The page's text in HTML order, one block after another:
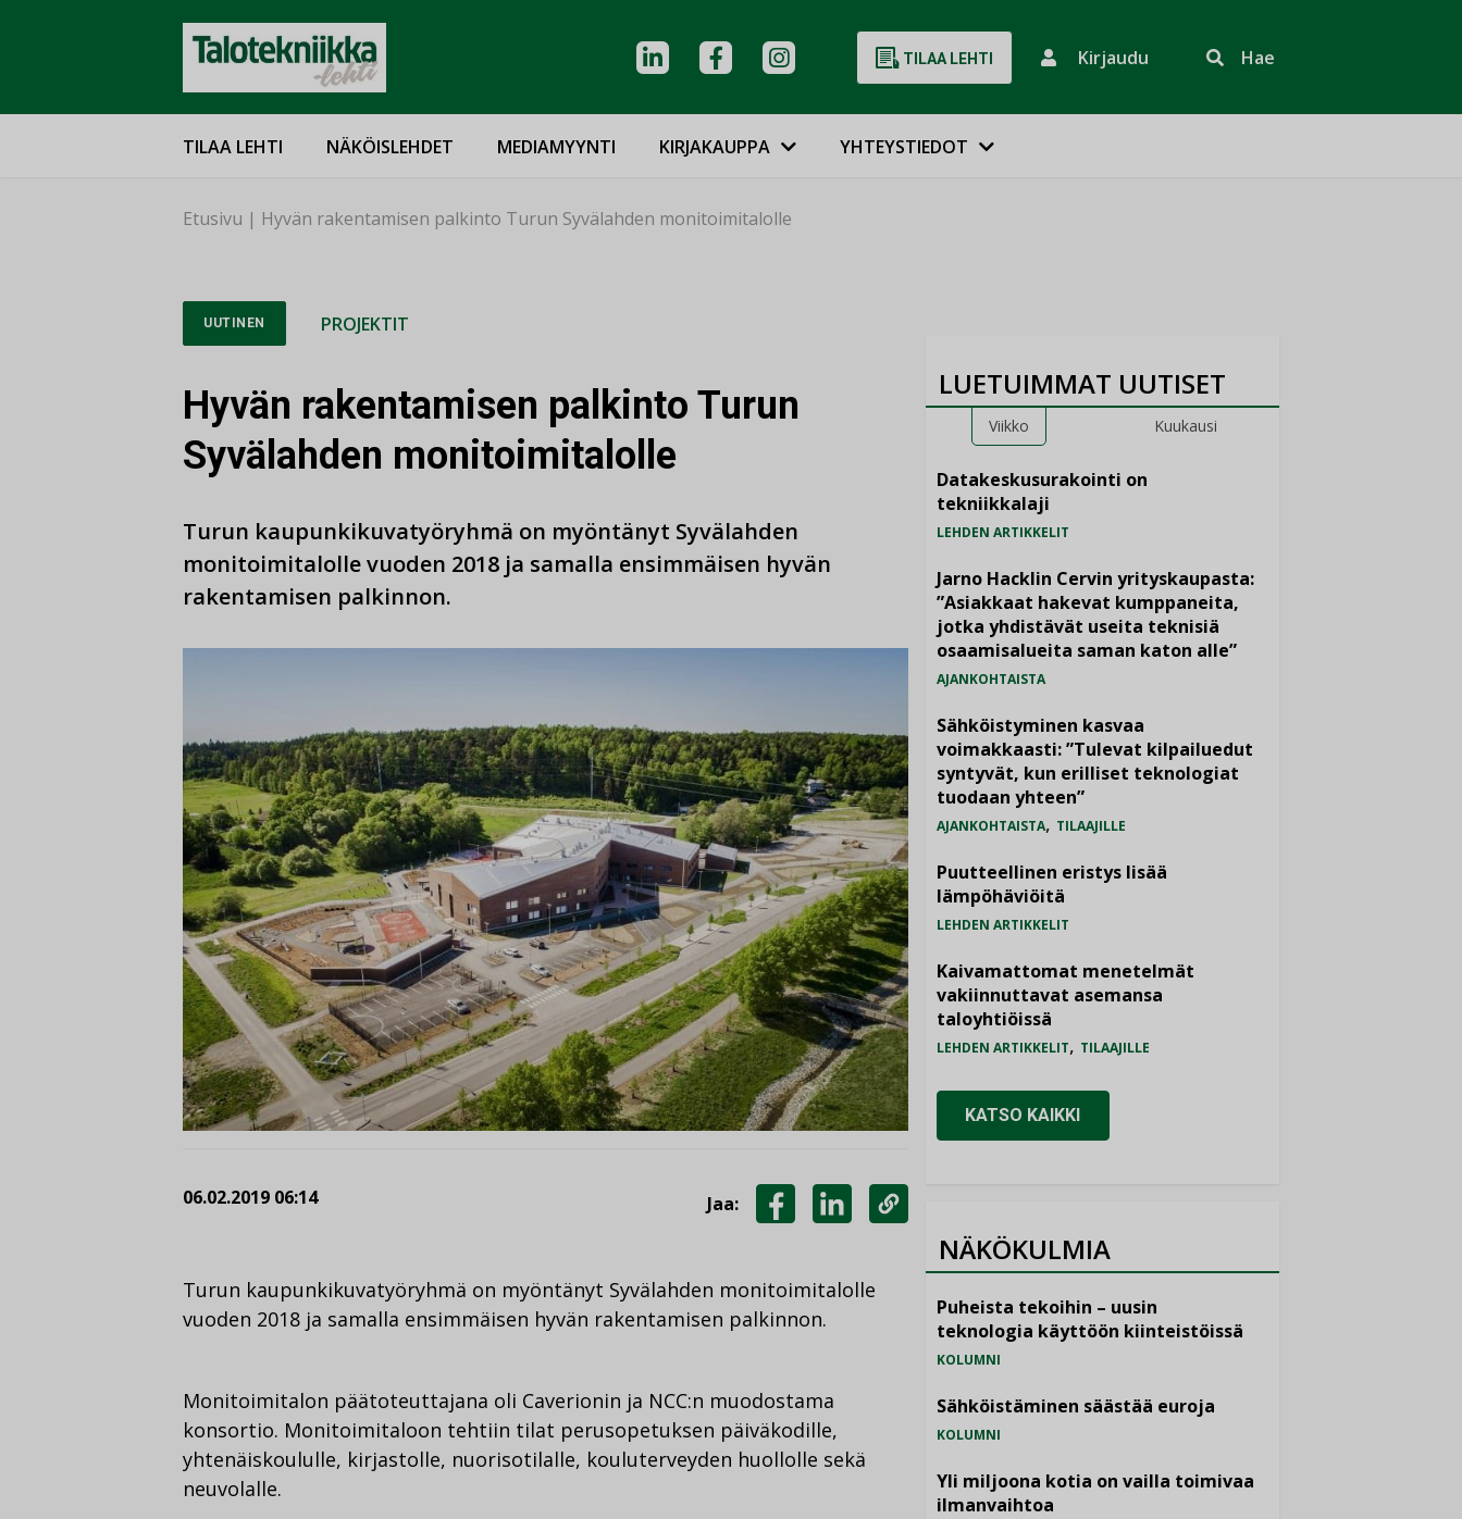
TILAA LEHTI Kirjaudu Hae
TILAA LEHTI NÄKÖISLEHDET MEDIAMYYNTI KIRJAKAUPPA YHTEYSTIEDOT
Etusivu | Hyvän rakentamisen palkinto Turun Syvälahden monitoimitalolle
UUTINEN PROJEKTIT
Hyvän rakentamisen palkinto Turun
Syvälahden monitoimitalolle
Turun kaupunkikuvatyöryhmä on myöntänyt Syvälahden
monitoimitalolle vuoden 2018 ja samalla ensimmäisen hyvän
rakentamisen palkinnon.
06.02.2019 06:14 Jaa:
LINKEDINISSÄ
LINKKI
Turun kaupunkikuvatyöryhmä on myöntänyt Syvälahden monitoimitalolle
vuoden 2018 ja samalla ensimmäisen hyvän rakentamisen palkinnon.
Monitoimitalon päätoteuttajana oli Caverionin ja NCC:n muodostama
konsortio. Monitoimitaloon tehtiin tilat perusopetuksen päiväkodille,
yhtenäiskoululle, kirjastolle, nuorisotilalle, kouluterveyden huollolle sekä
neuvolalle.
LUETUIMMAT UUTISET
Viikko Kuukausi
Datakeskusurakointi on
tekniikkalaji
LEHDEN ARTIKKELIT
Jarno Hacklin Cervin yrityskaupasta:
”Asiakkaat hakevat kumppaneita,
jotka yhdistävät useita teknisiä
osaamisalueita saman katon alle”
AJANKOHTAISTA
Sähköistyminen kasvaa
voimakkaasti: ”Tulevat kilpailuedut
syntyvät, kun erilliset teknologiat
tuodaan yhteen”
AJANKOHTAISTA, TILAAJILLE
Puutteellinen eristys lisää
lämpöhäviöitä
LEHDEN ARTIKKELIT
Kaivamattomat menetelmät
vakiinnuttavat asemansa
taloyhtiöissä
LEHDEN ARTIKKELIT, TILAAJILLE
KATSO KAIKKI
NÄKÖKULMIA
Puheista tekoihin – uusin
teknologia käyttöön kiinteistöissä
KOLUMNI
Sähköistäminen säästää euroja
KOLUMNI
Yli miljoona kotia on vailla toimivaa
ilmanvaihtoa